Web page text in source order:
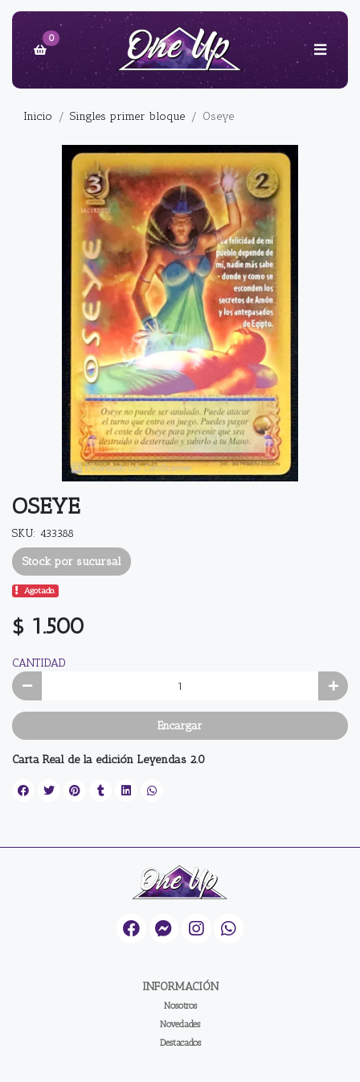
0
Inicio Singles primer bloque Oseye
OSEYE
SKU: 433388
Stock por sucursal
Agotado.
$ 1.500
CANTIDAD
Encargar
Carta Real de la edición Leyendas 2.0
INFORMACIÓN
Nosotros
Novedades
Destacados